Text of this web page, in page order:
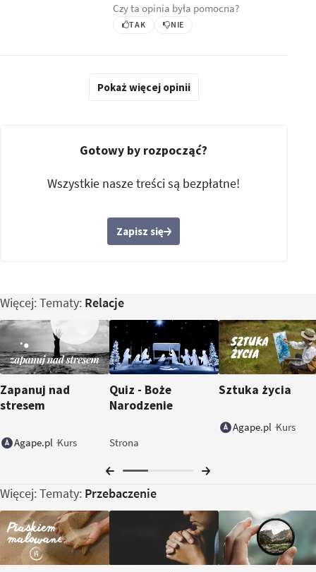
Czy ta opinia była pomocna?
TAK NIE
Pokaż więcej opinii
Gotowy by rozpocząć?
Wszystkie nasze treści są bezpłatne!
Zapisz się
Więcej: Tematy: Relacje
Zapanuj nad
stresem
Agape.pl Kurs
Quiz - Boże
Narodzenie
Strona
Sztuka życia
Agape.pl Kurs
Więcej: Tematy: Przebaczenie